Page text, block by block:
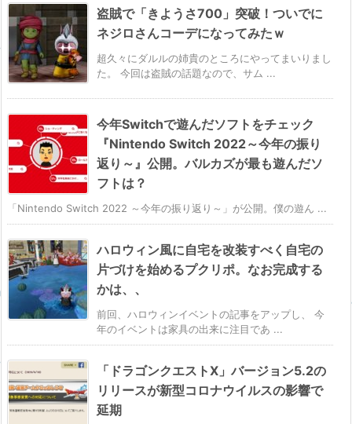
盗賊で「きようさ700」突破！ついでに
ネジロさんコーデになってみたｗ
超久々にダルルの姉貴のところにやってまいりまし
た。 今回は盗賊の話題なので、サム ...
今年Switchで遊んだソフトをチェック
『Nintendo Switch 2022～今年の振り
返り～』公開。バルカズが最も遊んだソ
フトは？
「Nintendo Switch 2022 ～今年の振り返り～」が公開。僕の遊ん ...
ハロウィン風に自宅を改装すべく自宅の
片づけを始めるプクリポ。なお完成する
かは、、
前回、ハロウィンイベントの記事をアップし、 今
年のイベントは家具の出来に注目であ ...
「ドラゴンクエストX」バージョン5.2の
リリースが新型コロナウイルスの影響で
延期